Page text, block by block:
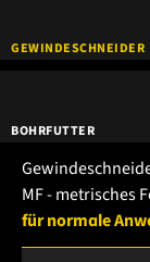
GEWINDESCHNEIDER
BOHRFUTTER
MF - metrisches
für normale